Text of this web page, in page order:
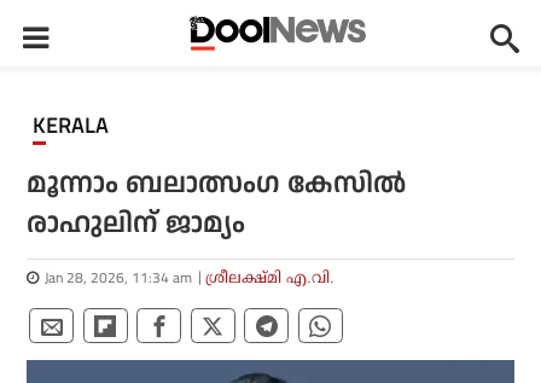
KERALA
മൂന്നാം ബലാത്സംഗ കേസിൽ
രാഹുലിന് ജാമ്യം
Jan 28, 2026, 11:34 am ശ്രീലക്ഷ്മി എ.വി.